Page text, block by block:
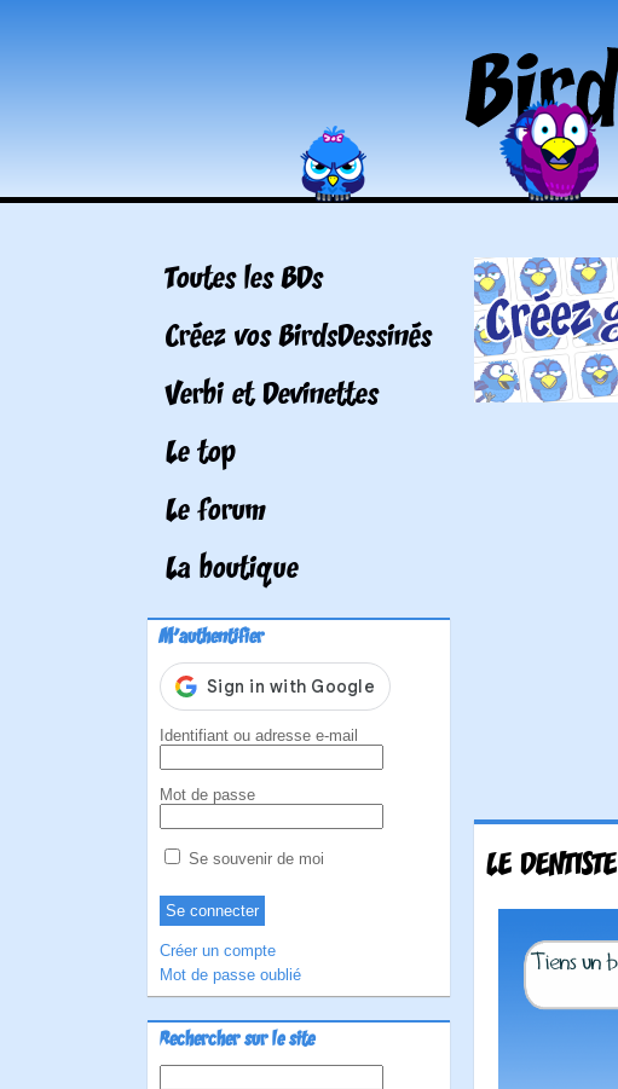
Toutes les BDs
Créez vos BirdsDessinés
Verbi et Devinettes
Le top
Le forum
La boutique
M'authentifier
Identifiant ou adresse e-mail
Mot de passe
Se souvenir de moi
Créer un compte
Mot de passe oublié
Rechercher sur le site
LE DENTISTE